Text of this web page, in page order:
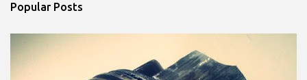
Popular Posts